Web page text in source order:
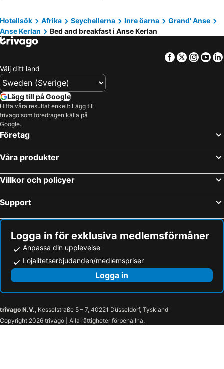
Hotellsök Afrika Seychellerna Inre öarna
Grand' Anse
Anse Kerlan
Bed and breakfast i Anse Kerlan
Facebook
Twitter
Välj ditt land
Lägg till på Google
Hitta våra resultat enkelt: Lägg till
trivago som föredragen källa på
Google.
Företag
Våra produkter
Villkor och policyer
Support
Logga in för exklusiva medlemsförmåner
Anpassa din upplevelse
Lojalitetserbjudanden/medlemspriser
Logga in
trivago N.V., Kesselstraße 5 – 7, 40221 Düsseldorf, Tyskland
Copyright 2026 trivago | Alla rättigheter förbehållna.